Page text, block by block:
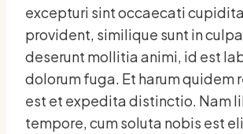
excepturi sint occaecati
provident, similique sunt in
deserunt mollitia animi, id est
dolorum fuga. Et harum quidem
est et expedita distinctio. Nam
tempore, cum soluta nobis est